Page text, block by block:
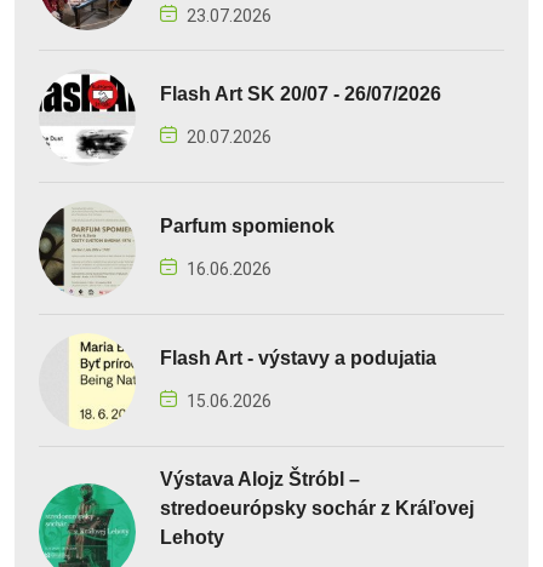
23.07.2026
Flash Art SK 20/07 - 26/07/2026
20.07.2026
Parfum spomienok
16.06.2026
Flash Art - výstavy a podujatia
15.06.2026
Výstava Alojz Štróbl –
stredoeurópsky sochár z Kráľovej
Lehoty